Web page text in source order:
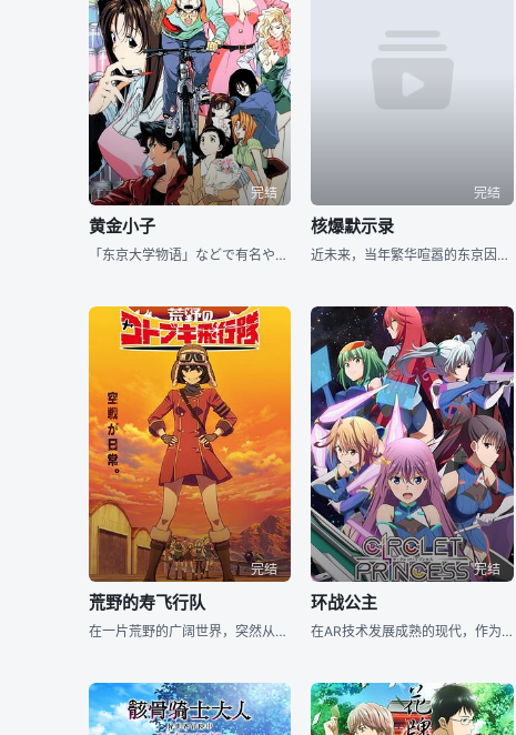
完结
黄金小子
「东京大学物语」などで有名やマンガ家、江川达也原作のセクシーギャクマンガがＯＶ化。作画は「カウボーイビバップ」なども手がけた川元利浩が担当する。东大法学部の全过程を取得して自主退学した大江锦太郎。
完结
核爆默示录
近未来，当年繁华喧嚣的东京因核电站事件变成了死城，被成为世界第一大幽灵城市。然而即便在这座死寂的废墟中，仍有幸村者盘桓于此。20XX年，三名没有配备任何防辐射装备的少女出现在旧东京。她们名叫成濑荆
完结
荒野的寿飞行队
在一片荒野的广阔世界，突然从天空掉落下各种各样的物品。 它们急剧地改变了人们的生活，尤其是飞机带来的影响最大。 那之后，世界的潮流转移到了天空。 时光流逝—— 被人们雇佣的保镖部队“寿飞行
完结
环战公主
在AR技术发展成熟的现代，作为发展技术的MR-Mixed reality system设备被普遍应用的社会。MR技术被广泛运用，作为女子高中生为中心的新型运动，名字叫做Circlet Bout。作